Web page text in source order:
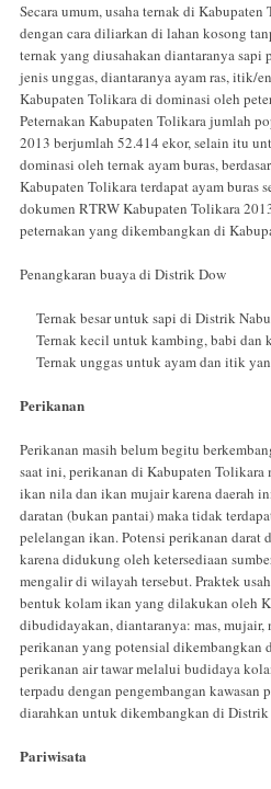
Secara umum, usaha ternak di Kabupaten
dengan cara diliarkan di lahan kosong
ternak yang diusahakan diantaranya
jenis unggas, diantaranya ayam ras, itik/
Kabupaten Tolikara di dominasi oleh
Peternakan Kabupaten Tolikara jumlah
2013 berjumlah 52.414 ekor, selain itu
dominasi oleh ternak ayam buras,
Kabupaten Tolikara terdapat ayam buras
dokumen RTRW Kabupaten Tolikara
peternakan yang dikembangkan di
Penangkaran buaya di Distrik Dow
Ternak besar untuk sapi di Distrik
Ternak kecil untuk kambing, babi dan
Ternak unggas untuk ayam dan itik
Perikanan
Perikanan masih belum begitu
saat ini, perikanan di Kabupaten
ikan nila dan ikan mujair karena daerah
daratan (bukan pantai) maka tidak
pelelangan ikan. Potensi perikanan
karena didukung oleh ketersediaan
mengalir di wilayah tersebut. Praktek
bentuk kolam ikan yang dilakukan oleh
dibudidayakan, diantaranya: mas, mujair,
perikanan yang potensial dikembangkan
perikanan air tawar melalui budidaya
terpadu dengan pengembangan kawasan
diarahkan untuk dikembangkan di
Pariwisata